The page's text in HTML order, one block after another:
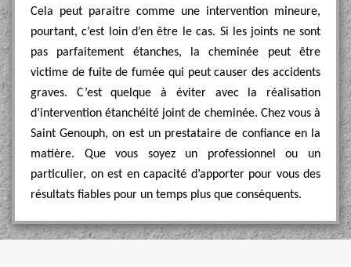
Cela peut paraitre comme une intervention mineure,
pourtant, c’est loin d’en être le cas. Si les joints ne sont
pas parfaitement étanches, la cheminée peut être
victime de fuite de fumée qui peut causer des accidents
graves. C’est quelque à éviter avec la réalisation
d’intervention étanchéité joint de cheminée. Chez vous à
Saint Genouph, on est un prestataire de confiance en la
matière. Que vous soyez un professionnel ou un
particulier, on est en capacité d’apporter pour vous des
résultats fiables pour un temps plus que conséquents.